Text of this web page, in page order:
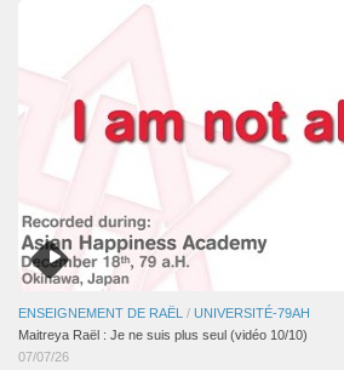
ENSEIGNEMENT DE RAËL / UNIVERSITÉ-79AH
Maitreya Raël : Je ne suis plus seul (vidéo 10/10)
07/07/26